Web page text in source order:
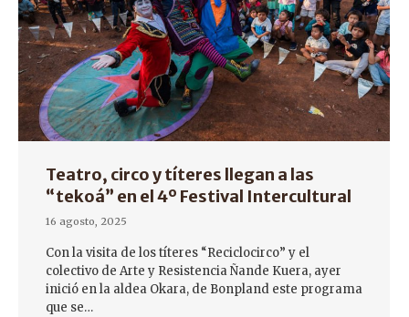
Teatro, circo y títeres llegan a las
“tekoá” en el 4º Festival Intercultural
16 agosto, 2025
Con la visita de los títeres “Reciclocirco” y el
colectivo de Arte y Resistencia Ñande Kuera, ayer
inició en la aldea Okara, de Bonpland este programa
que se…